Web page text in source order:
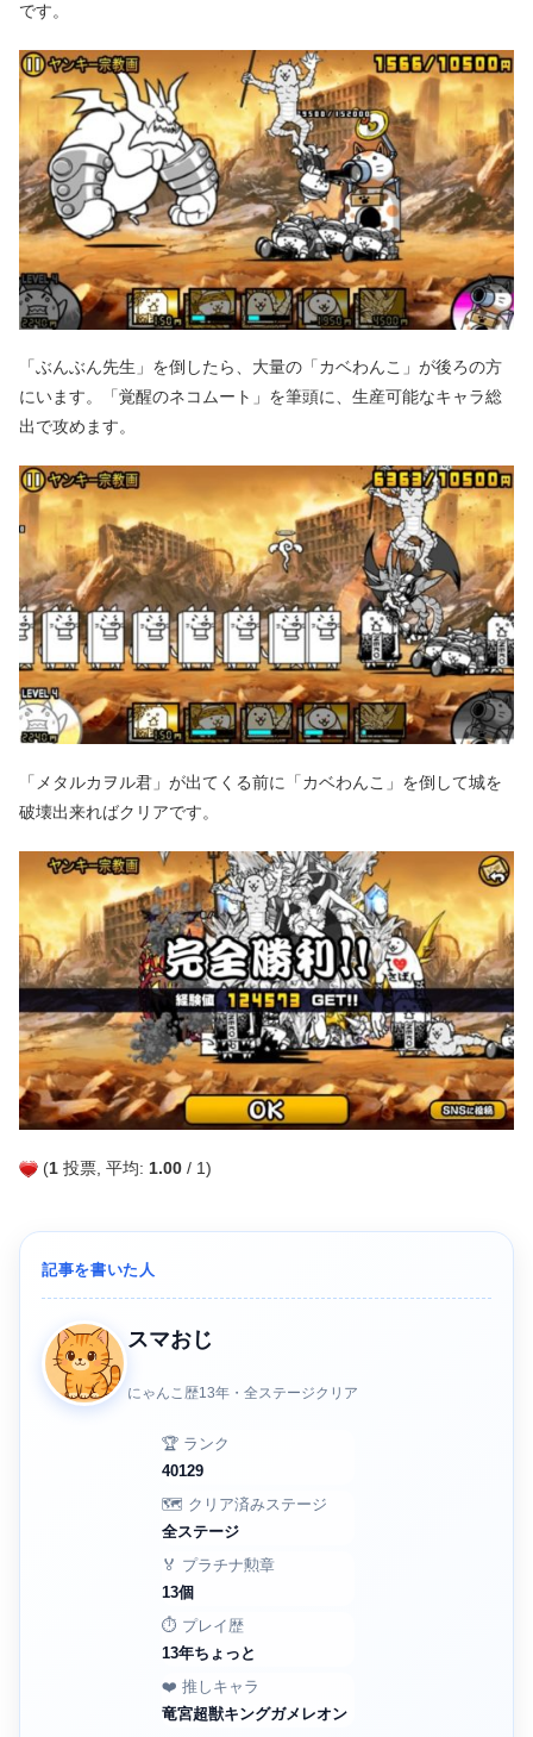
です。
「ぶんぶん先生」を倒したら、大量の「カベわんこ」が後ろの方
にいます。「覚醒のネコムート」を筆頭に、生産可能なキャラ総
出で攻めます。
「メタルカヲル君」が出てくる前に「カベわんこ」を倒して城を
破壊出来ればクリアです。
(1 投票, 平均: 1.00 / 1)
記事を書いた人
スマおじ
にゃんこ歴13年・全ステージクリア
🏆 ランク
40129
🗺️ クリア済みステージ
全ステージ
🏅 プラチナ勲章
13個
⏱️ プレイ歴
13年ちょっと
❤️ 推しキャラ
竜宮超獣キングガメレオン